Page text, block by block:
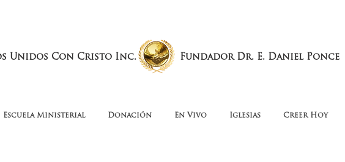
Unidos Con Cristo Inc. Fundador Dr. E. Daniel Ponce
Escuela Ministerial Donación En Vivo Iglesias Creer Hoy